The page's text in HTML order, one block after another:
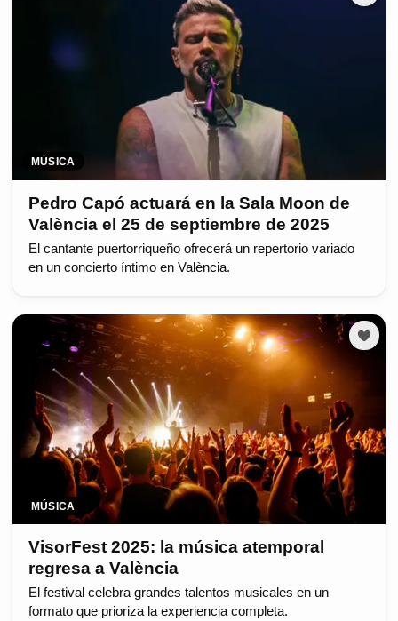
MÚSICA
Pedro Capó actuará en la Sala Moon de
València el 25 de septiembre de 2025
El cantante puertorriqueño ofrecerá un repertorio variado
en un concierto íntimo en València.
MÚSICA
VisorFest 2025: la música atemporal
regresa a València
El festival celebra grandes talentos musicales en un
formato que prioriza la experiencia completa.